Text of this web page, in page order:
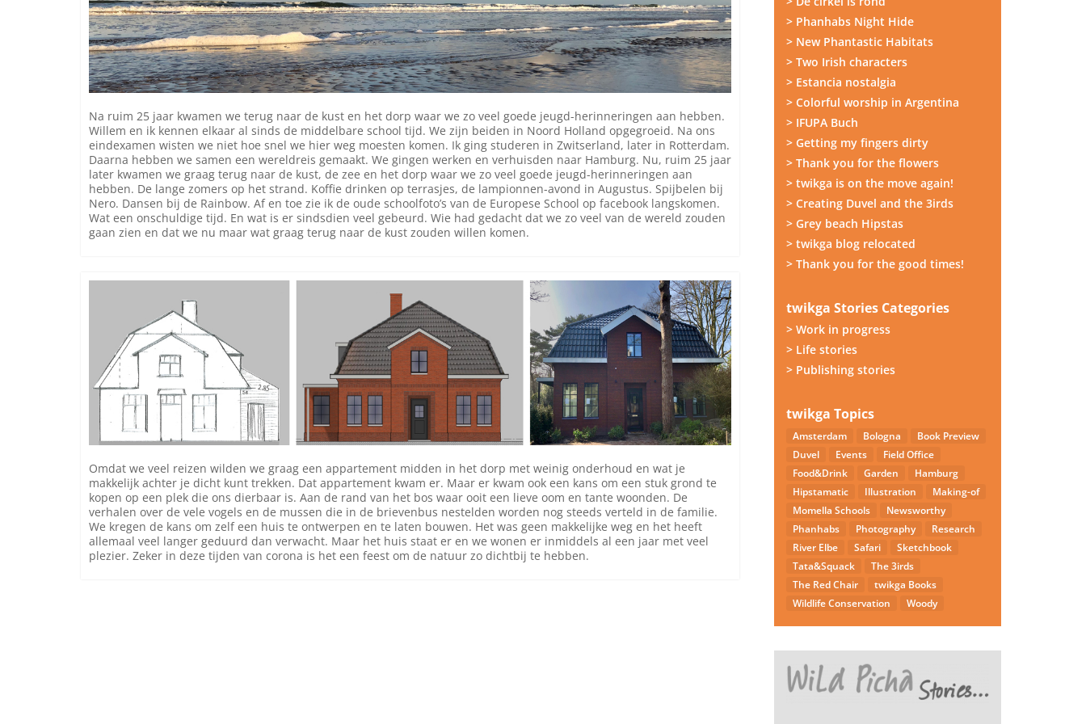
Na ruim 25 jaar kwamen we terug naar de kust en het dorp waar we zo veel goede jeugd-herinneringen aan hebben.
Willem en ik kennen elkaar al sinds de middelbare school tijd. We zijn beiden in Noord Holland opgegroeid. Na ons
eindexamen wisten we niet hoe snel we hier weg moesten komen. Ik ging studeren in Zwitserland, later in Rotterdam.
Daarna hebben we samen een wereldreis gemaakt. We gingen werken en verhuisden naar Hamburg. Nu, ruim 25 jaar
later kwamen we graag terug naar de kust, de zee en het dorp waar we zo veel goede jeugd-herinneringen aan
hebben. De lange zomers op het strand. Koffie drinken op terrasjes, de lampionnen-avond in Augustus. Spijbelen bij
Nero. Dansen bij de Rainbow. Af en toe zie ik de oude schoolfoto’s van de Europese School op facebook langskomen.
Wat een onschuldige tijd. En wat is er sindsdien veel gebeurd. Wie had gedacht dat we zo veel van de wereld zouden
gaan zien en dat we nu maar wat graag terug naar de kust zouden willen komen.
Omdat we veel reizen wilden we graag een appartement midden in het dorp met weinig onderhoud en wat je
makkelijk achter je dicht kunt trekken. Dat appartement kwam er. Maar er kwam ook een kans om een stuk grond te
kopen op een plek die ons dierbaar is. Aan de rand van het bos waar ooit een lieve oom en tante woonden. De
verhalen over de vele vogels en de mussen die in de brievenbus nestelden worden nog steeds verteld in de familie.
We kregen de kans om zelf een huis te ontwerpen en te laten bouwen. Het was geen makkelijke weg en het heeft
allemaal veel langer geduurd dan verwacht. Maar het huis staat er en we wonen er inmiddels al een jaar met veel
plezier. Zeker in deze tijden van corona is het een feest om de natuur zo dichtbij te hebben.
> Phanhabs Night Hide
> New Phantastic Habitats
> Two Irish characters
> Estancia nostalgia
> Colorful worship in Argentina
> IFUPA Buch
> Getting my fingers dirty
> Thank you for the flowers
> twikga is on the move again!
> Creating Duvel and the 3irds
> Grey beach Hipstas
> twikga blog relocated
> Thank you for the good times!
twikga Stories Categories
> Work in progress
> Life stories
> Publishing stories
twikga Topics
Amsterdam Bologna
Book Preview
Duvel
Events
Field Office
Food&Drink
Garden
Hamburg
Hipstamatic
Illustration
Making-of
Momella Schools
Newsworthy
Phanhabs
Photography
Research
River Elbe
Safari
Sketchbook
Tata&Squack
The 3irds
The Red Chair
twikga Books
Wildlife Conservation
Woody